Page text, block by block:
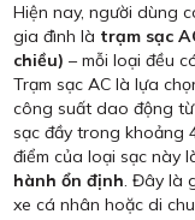
Hiện nay, người dùng
gia đình là trạm sạc
chiều) – mỗi loại đều
Trạm sạc AC là lựa
công suất dao động từ
sạc đầy trong khoảng
điểm của loại sạc này
hành ổn định. Đây là
xe cá nhân hoặc di